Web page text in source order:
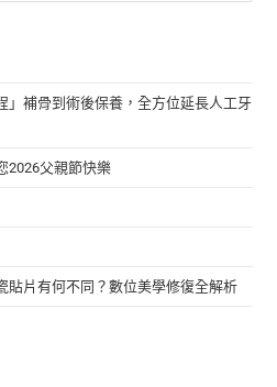
」補骨到術後保養，全方位延長人工牙
2026父親節快樂
貼片有何不同？數位美學修復全解析